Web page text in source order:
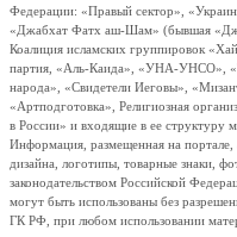
Федерации: «Правый сектор»,
«Джабхат Фатх аш-Шам» (бывшая
Коалиция исламских группировок
партия, «Аль-Каида», «УНА-УНСО»,
народа», «Свидетели Иеговы»,
«Артподготовка», Религиозная
в России» и входящие в ее структуру
Информация, размещенная на
дизайна, логотипы, товарные знаки,
законодательством Российской
могут быть использованы без
ГК РФ, при любом использовании